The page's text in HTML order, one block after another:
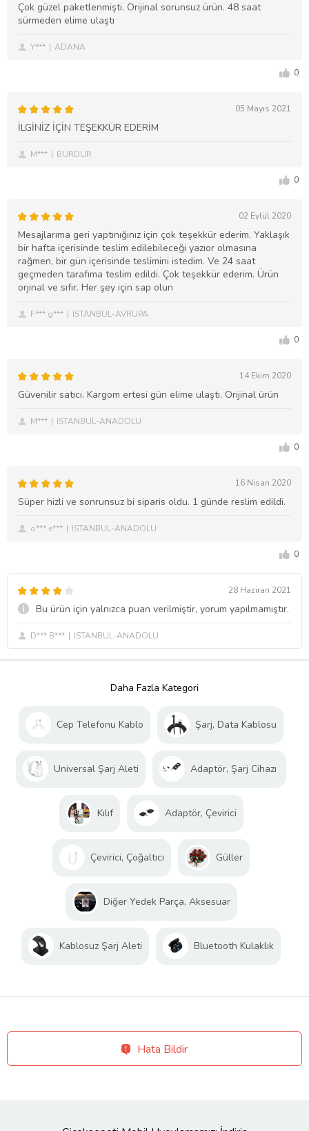
Çok güzel paketlenmişti. Orijinal sorunsuz ürün. 48 saat
sürmeden elime ulaştı
Y*** ADANA
0
05 Mayıs 2021
İLGİNİZ İÇİN TEŞEKKÜR EDERİM
M*** BURDUR
0
02 Eylül 2020
Mesajlarıma geri yaptınığınız için çok teşekkür ederim. Yaklaşık
bir hafta içerisinde teslim edilebileceği yazıor olmasına
rağmen, bir gün içerisinde teslimini istedim. Ve 24 saat
geçmeden tarafıma teslim edildi. Çok teşekkür ederim. Ürün
orjinal ve sıfır. Her şey için sap olun
F*** g*** ISTANBUL-AVRUPA
0
14 Ekim 2020
Güvenilir satıcı. Kargom ertesi gün elime ulaştı. Orijinal ürün
M*** ISTANBUL-ANADOLU
0
16 Nisan 2020
Süper hizli ve sonrunsuz bi siparis oldu. 1 günde reslim edildi.
o*** e*** ISTANBUL-ANADOLU
0
28 Haziran 2021
Bu ürün için yalnızca puan verilmiştir, yorum yapılmamıştır.
D*** B*** ISTANBUL-ANADOLU
Daha Fazla Kategori
Cep Telefonu Kablo Şarj, Data Kablosu
Universal Şarj Aleti Adaptör, Şarj Cihazı
Kılıf Adaptör, Çevirici
Çevirici, Çoğaltıcı Güller
Diğer Yedek Parça, Aksesuar
Kablosuz Şarj Aleti Bluetooth Kulaklık
Hata Bildir